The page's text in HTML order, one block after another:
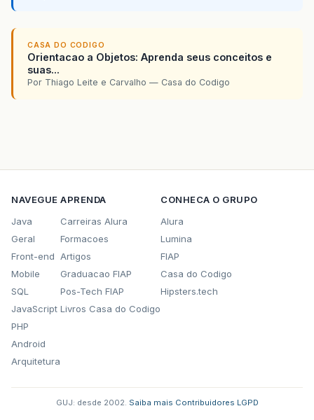
CASA DO CODIGO
Orientacao a Objetos: Aprenda seus conceitos e
suas...
Por Thiago Leite e Carvalho — Casa do Codigo
NAVEGUE
Java
Geral
Front-end
Mobile
SQL
JavaScript
PHP
Android
Arquitetura
APRENDA
Carreiras Alura
Formacoes
Artigos
Graduacao FIAP
Pos-Tech FIAP
Livros Casa do Codigo
CONHECA O GRUPO
Alura
Lumina
FIAP
Casa do Codigo
Hipsters.tech
GUJ: desde 2002. Saiba mais Contribuidores LGPD